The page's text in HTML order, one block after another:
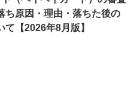
ち原因・理由・落ちた後の
て【2026年8月版】